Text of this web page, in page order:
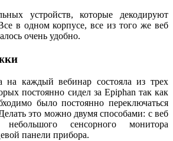
устройств, которые декодируют
в одном корпусе, все из того же веб
очень удобно.
на каждый вебинар состояла из трех
постоянно сидел за Epiphan так как
было постоянно переключаться
это можно двумя способами: с веб
сенсорного монитора
панели прибора.